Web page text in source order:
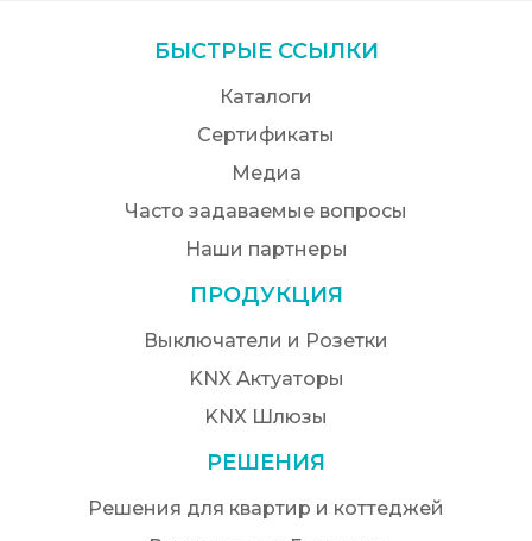
БЫСТРЫЕ ССЫЛКИ
Каталоги
Сертификаты
Медиа
Часто задаваемые вопросы
Наши партнеры
ПРОДУКЦИЯ
Выключатели и Розетки
KNX Актуаторы
KNX Шлюзы
РЕШЕНИЯ
Решения для квартир и коттеджей